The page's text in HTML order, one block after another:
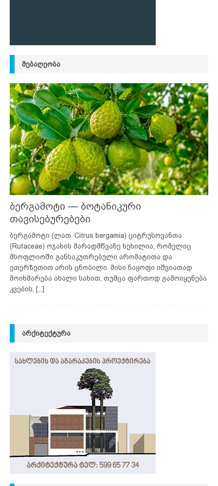
ᲛᲔᲑᲐᲦᲔᲝᲑᲐ
ბერგამოტი — ბოტანიკური
თავისებურებები
ბერგამოტი (ლათ. Citrus bergamia) ციტრუსოვანთა
(Rutaceae) ოჯახის მარადმწვანე ხეხილია, რომელიც
მსოფლიოში განსაკუთრებული არომატითა და
ეთერზეთით არის ცნობილი. მისი ნაყოფი იშვიათად
მოიხმარება ახალი სახით, თუმცა ფართოდ გამოიყენება
კვების,
[...]
ᲐᲠᲥᲘᲢᲔᲥᲢᲣᲠᲐ